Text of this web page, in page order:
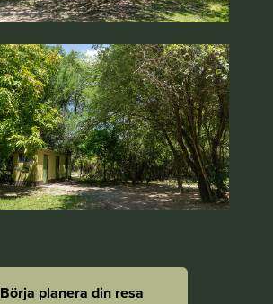
Börja planera din resa